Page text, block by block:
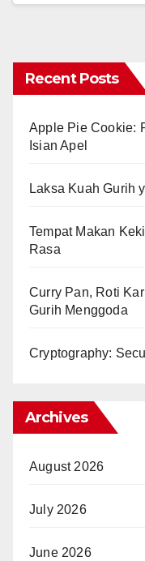
Recent Posts
Apple Pie Cookie:
Isian Apel
Laksa Kuah Gurih
Tempat Makan
Rasa
Curry Pan, Roti
Gurih Menggoda
Cryptography:
Archives
August 2026
July 2026
June 2026